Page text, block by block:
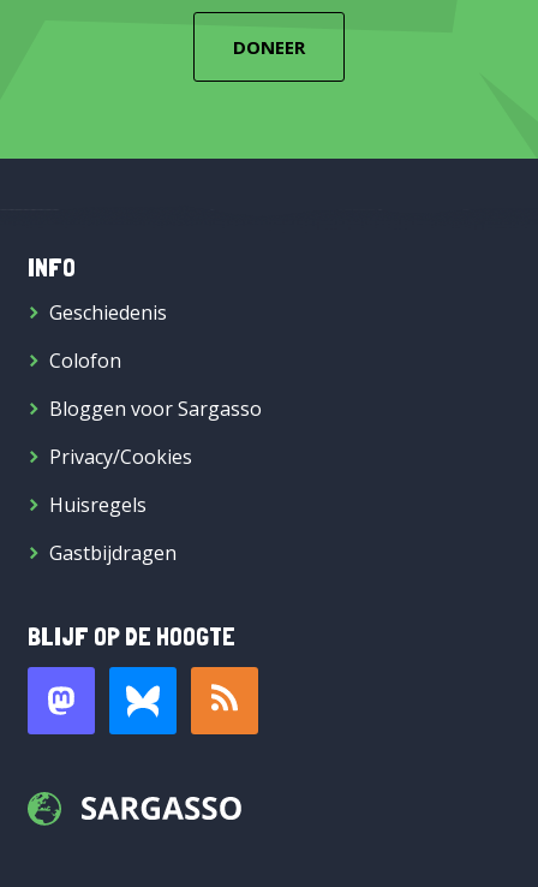
DONEER
INFO
Geschiedenis
Colofon
Bloggen voor Sargasso
Privacy/Cookies
Huisregels
Gastbijdragen
BLIJF OP DE HOOGTE